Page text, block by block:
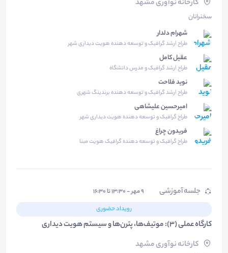
کارخانه نوآوری مشهد
سخنرانان
شهرام دلدار
طراح ارشد گرافیک و توسعه دهنده هویت دیداری شهر
عقیل کامل
طراح ارشد گرافیک و مدرس دانشگاه
نوید فلاحت
طراح ارشد گرافیک و توسعه دهنده برندینگ شهری
امیرحسین علیشاهی
طراح گرافیک و توسعه دهنده هویت دیداری شهر
فریدون چراغ
طراح گرافیک و توسعه دهنده گرافیک هویت مبنا
جلسه آموزشی
۹ مهر - ۱۳:۳۰ تا ۱۶:۳۰
رویداد حضوری
کارگاه عملی (3): موتیف‌ها، پترن‌ها و سیستم هویت دیداری
کارخانه نوآوری مشهد